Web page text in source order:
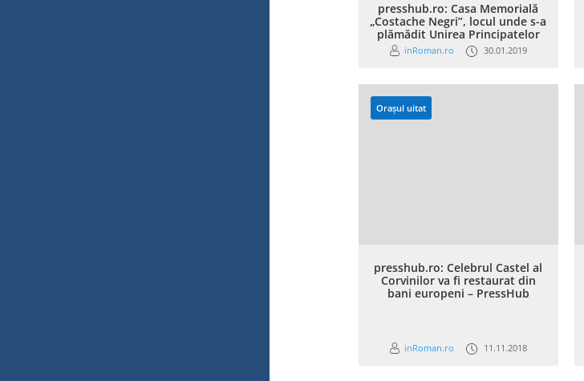
presshub.ro: Casa Memorială
„Costache Negri”, locul unde s-a
plămădit Unirea Principatelor
inRoman.ro 30.01.2019
Orașul uitat
presshub.ro: Celebrul Castel al
Corvinilor va fi restaurat din
bani europeni – PressHub
inRoman.ro 11.11.2018